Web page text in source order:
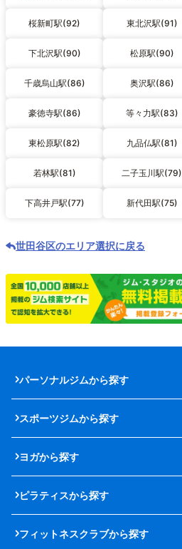
桜新町駅(92) 東北沢駅(91)
下北沢駅(90) 松原駅(90)
千歳烏山駅(86) 奥沢駅(86)
豪徳寺駅(86) 等々力駅(83)
東松原駅(82) 九品仏駅(81)
若林駅(81) 二子玉川駅(79)
下高井戸駅(77) 新代田駅(75)
世田谷区のエリア選択に戻る
パーソナルジムから探す
スポーツジムから探す
ヨガから探す
ピラティスから探す
フィットネスクラブから探す